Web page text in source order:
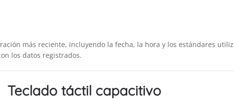
más reciente, incluyendo la fecha, la hora y los estándares
los datos registrados.
Teclado táctil capacitivo